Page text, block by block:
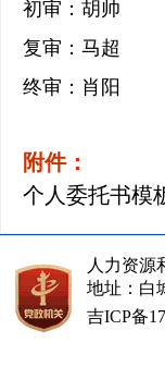
初审：胡帅
复审：马超
终审：肖阳
附件：
个人委托书模
人力资源
地址：白
吉ICP备